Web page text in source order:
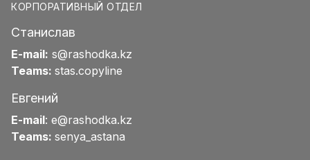
КОРПОРАТИВНЫЙ ОТДЕЛ
Станислав
E-mail: s@rashodka.kz
Teams: stas.copyline
Евгений
E-mail: e@rashodka.kz
Teams: senya_astana